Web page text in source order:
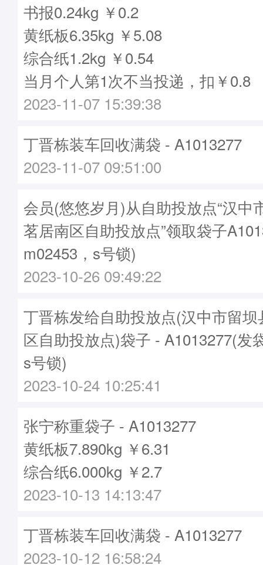
书报0.24kg ￥0.2
黄纸板6.35kg ￥5.08
综合纸1.2kg ￥0.54
当月个人第1次不当投递，扣￥0.8
2023-11-07 15:39:38
丁晋栋装车回收满袋 - A1013277
2023-11-07 09:51:00
会员(悠悠岁月)从自助投放点“汉中
茗居南区自助投放点”领取袋子
m02453，s号锁)
2023-10-26 09:49:22
丁晋栋发给自助投放点(汉中市留
区自助投放点)袋子 - A1013277(发
s号锁)
2023-10-24 10:25:41
张宁称重袋子 - A1013277
黄纸板7.890kg ￥6.31
综合纸6.000kg ￥2.7
2023-10-13 14:13:47
丁晋栋装车回收满袋 - A1013277
2023-10-12 16:58:24